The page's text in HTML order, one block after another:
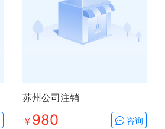
苏州公司注销
￥ 980 咨询